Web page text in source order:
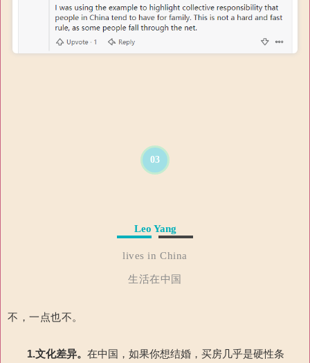
03
Leo Yang
lives in China
生活在中国
不，一点也不。
1.文化差异。 在中国，如果你想结婚，买房几乎是硬性条